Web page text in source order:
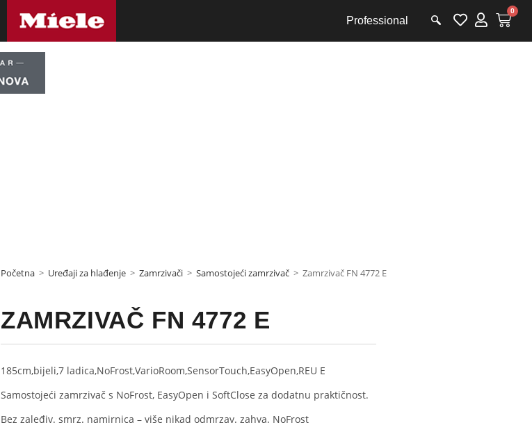
Professional
0
Početna > Uređaji za hlađenje > Zamrzivači > Samostojeći zamrzivač > Zamrzivač FN 4772 E
ZAMRZIVAČ FN 4772 E
185cm,bijeli,7 ladica,NoFrost,VarioRoom,SensorTouch,EasyOpen,REU E
Samostojeći zamrzivač s NoFrost, EasyOpen i SoftClose za dodatnu praktičnost.
Bez zaleđiv. smrz. namirnica – više nikad odmrzav. zahva. NoFrost